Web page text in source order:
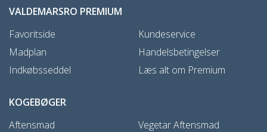
VALDEMARSRO PREMIUM
Favoritside
Madplan
Indkøbsseddel
Kundeservice
Handelsbetingelser
Læs alt om Premium
KOGEBØGER
Aftensmad
Vegetar Aftensmad